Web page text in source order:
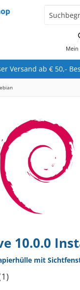
Versand ab € 50,-
Mein
10.0.0
mit
1)